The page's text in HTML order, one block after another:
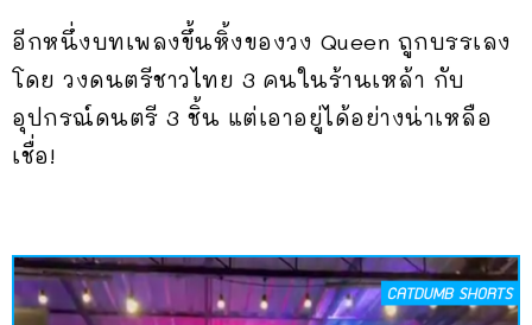
อีกหนึ่งบทเพลงขึ้นหิ้งของวง Queen ถูกบรรเลง
โดย วงดนตรีชาวไทย 3 คนในร้านเหล้า กับ
อุปกรณ์ดนตรี 3 ชิ้น แต่เอาอยู่ได้อย่างน่าเหลือ
เชื่อ!